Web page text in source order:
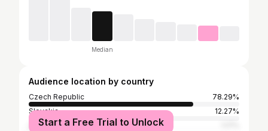
Median
Audience location by country
Czech Republic
78.29%
Slovakia
12.27%
United States
Start a Free Trial to Unlock